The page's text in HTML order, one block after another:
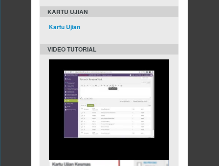
KARTU UJIAN
Kartu Ujian
VIDEO TUTORIAL